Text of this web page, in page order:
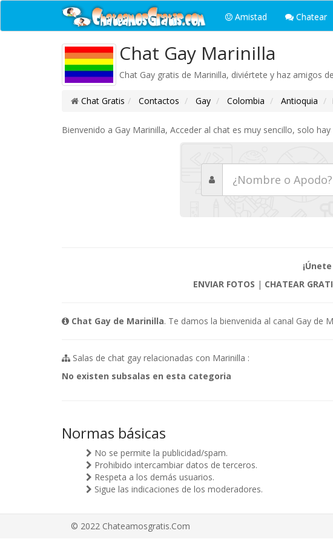
Amistad Chatear
Chat Gay Marinilla
Chat Gay gratis de Marinilla, diviértete y haz amigos
Chat Gratis Contactos Gay Colombia Antioquia
Bienvenido a Gay Marinilla, Acceder al chat es muy sencillo, solo
ENVIAR FOTOS | CHATEAR
Chat Gay de Marinilla. Te damos la bienvenida al canal Gay de
Salas de chat gay relacionadas con Marinilla :
No existen subsalas en esta categoria
Normas básicas
No se permite la publicidad/spam.
Prohibido intercambiar datos de terceros.
Respeta a los demás usuarios.
Sigue las indicaciones de los moderadores.
© 2022 Chateamosgratis.Com